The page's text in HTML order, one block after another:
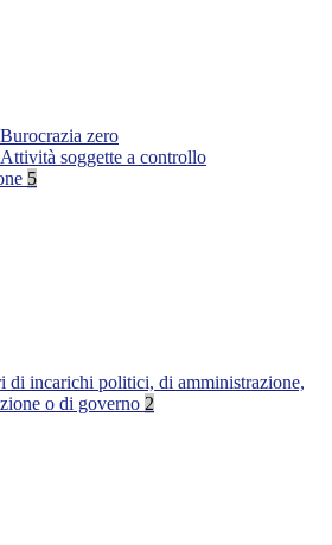
Burocrazia zero
Attività soggette a controllo
5
di incarichi politici, di amministrazione,
o di governo 2